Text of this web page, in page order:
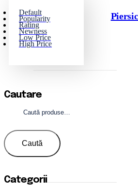
Default
Popularity
Rating
Newness
Low Price
High Price
Cautare
Caută
Categorii